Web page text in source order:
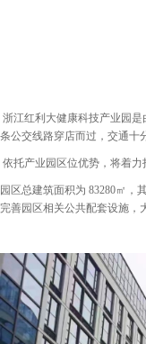
浙江红利大健康科技产业园
条公交线路穿店而过，交通十
依托产业园区位优势，将着
园区总建筑面积为 83280㎡，
完善园区相关公共配套设施，